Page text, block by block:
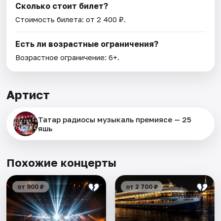
Сколько стоит билет?
Стоимость билета: от 2 400 ₽.
Есть ли возрастные ограничения?
Возрастное ограничение: 6+.
Артист
Татар радиосы музыкаль премиясе — 25
яшь
Похожие концерты
от 900 ₽ от 2 700 ₽